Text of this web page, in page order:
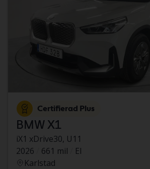
Certifierad Plus
BMW X1
iX1 xDrive30, U11
2026
661 mil
El
Karlstad